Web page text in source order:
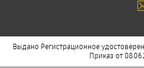
Выдано Регистрационное
Приказ от